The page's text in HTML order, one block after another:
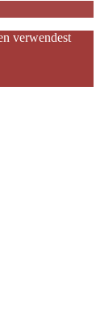
verwendest